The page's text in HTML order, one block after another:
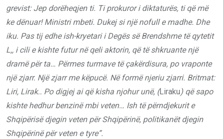
grevist: Jep dorëheqjen ti. Ti prokuror i diktaturës, ti që më
ke dënuar! Ministri mbeti. Dukej si një nofull e madhe. Dhe
iku. Pas tij edhe ish-kryetari i Degës së Brendshme të qytetit
L,, i cili e kishte futur në qeli aktorin, që të shkruante një
dramë për ta… Përmes turmave të çakërdisura, po vraponte
një zjarr. Një zjarr me këpucë. Në formë njeriu zjarri. Britmat:
Liri, Lirak.. Po digjej ai që kisha njohur unë, (Liraku) që sapo
kishte hedhur benzinë mbi veten… Ish të përndjekurit e
Shqipërisë djegin veten për Shqipërinë, politikanët djegin
Shqipërinë për veten e tyre”.